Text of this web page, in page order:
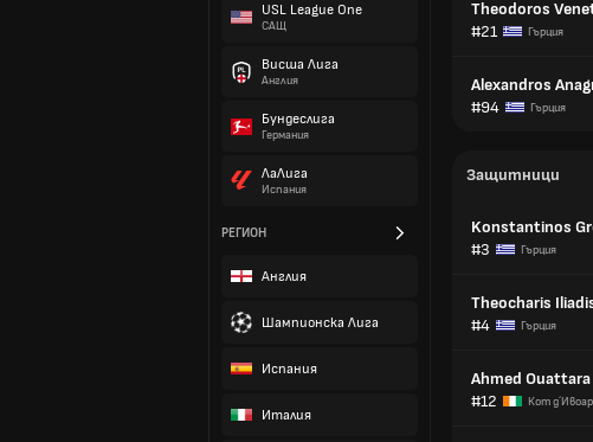
USL League One
САЩ
Висша Лига
Англия
Бундеслига
Германия
ЛаЛига
Испания
РЕГИОН
Англия
Шампионска Лига
Испания
Италия
Theodoros
#21
Гърция
Alexandros
#94
Гърция
Защитници
Konstantinos
#3
Гърция
Theocharis
#4
Гърция
Ahmed
#12
Кот д´Ивоар